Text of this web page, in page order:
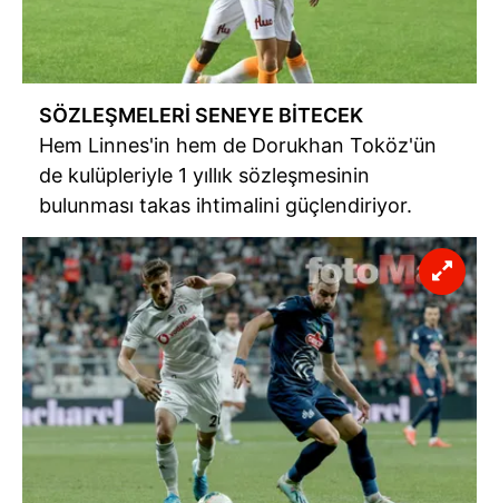
SÖZLEŞMELERİ SENEYE BİTECEK
Hem Linnes'in hem de Dorukhan Toköz'ün
de kulüpleriyle 1 yıllık sözleşmesinin
bulunması takas ihtimalini güçlendiriyor.